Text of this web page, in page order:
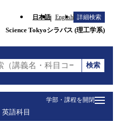
日本語 English 詳細検索
Science Tokyoシラバス (理工学系)
講義名・科目コード・担当教
検索
学部・課程を開閉
英語科目